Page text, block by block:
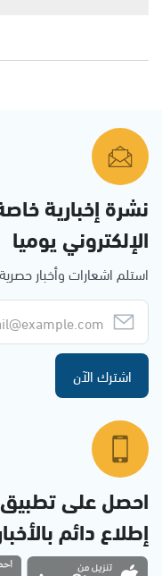
نشرة إخبارية
الإلكتروني يوميا
استلم اشعارات وأخبار
اشترك الآن
احصل على
إطلاع دائم